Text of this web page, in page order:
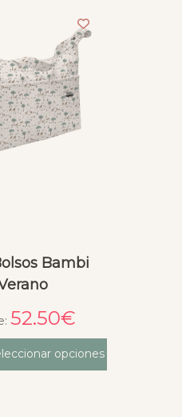
Bambi
52.50€
opciones